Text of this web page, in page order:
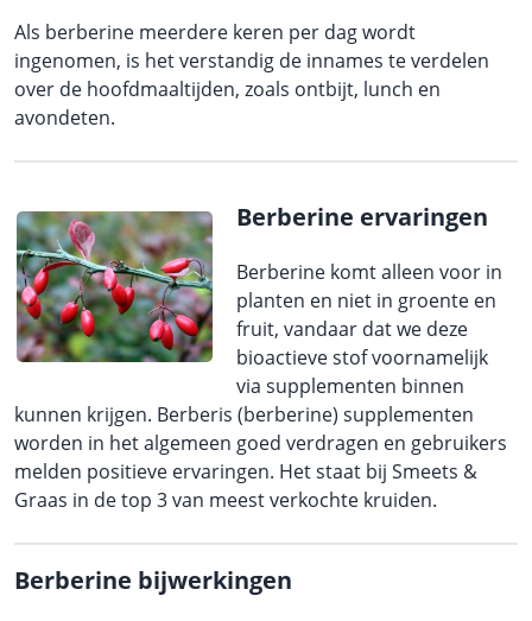
Als berberine meerdere keren per dag wordt
ingenomen, is het verstandig de innames te verdelen
over de hoofdmaaltijden, zoals ontbijt, lunch en
avondeten.
Berberine ervaringen
Berberine komt alleen voor in
planten en niet in groente en
fruit, vandaar dat we deze
bioactieve stof voornamelijk
via supplementen binnen
kunnen krijgen. Berberis (berberine) supplementen
worden in het algemeen goed verdragen en gebruikers
melden positieve ervaringen. Het staat bij Smeets &
Graas in de top 3 van meest verkochte kruiden.
Berberine bijwerkingen